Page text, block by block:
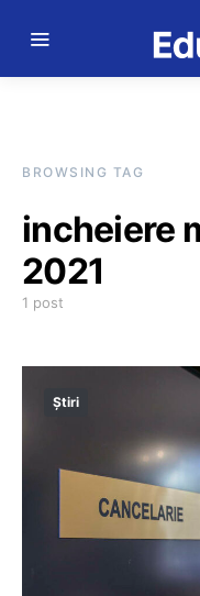
BROWSING TAG
incheiere
2021
1 post
Știri